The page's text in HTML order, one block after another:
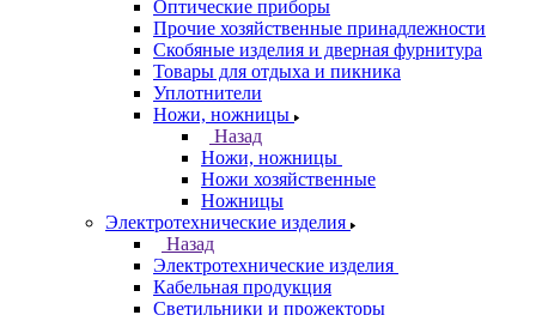
Оптические приборы
Прочие хозяйственные принадлежности
Скобяные изделия и дверная фурнитура
Товары для отдыха и пикника
Уплотнители
Ножи, ножницы
Назад
Ножи, ножницы
Ножи хозяйственные
Ножницы
Электротехнические изделия
Назад
Электротехнические изделия
Кабельная продукция
Светильники и прожекторы